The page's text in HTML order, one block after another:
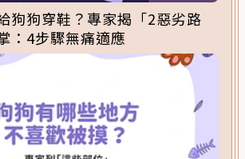
狗狗穿鞋？專家揭「2惡劣路
：4步驟無痛適應